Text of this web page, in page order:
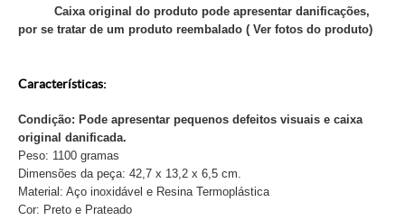
Caixa original do produto pode apresentar danificações,
por se tratar de um produto reembalado ( Ver fotos do produto)
Características:
Condição: Pode apresentar pequenos defeitos visuais e caixa
original danificada.
Peso: 1100 gramas
Dimensões da peça: 42,7 x 13,2 x 6,5 cm.
Material: Aço inoxidável e Resina Termoplástica
Cor: Preto e Prateado